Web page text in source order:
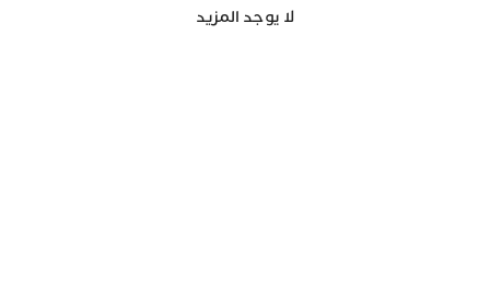
لا يوجد المزيد